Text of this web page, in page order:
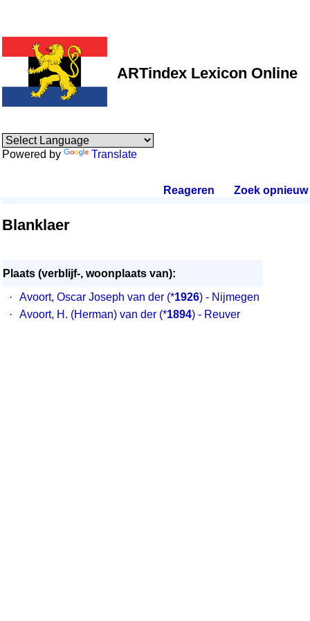
ARTindex Lexicon Online
Powered by Translate
Reageren Zoek opnieuw.
Blanklaer
Plaats (verblijf-, woonplaats van):
·
Avoort, Oscar Joseph van der (*1926) - Nijmegen
·
Avoort, H. (Herman) van der (*1894) - Reuver